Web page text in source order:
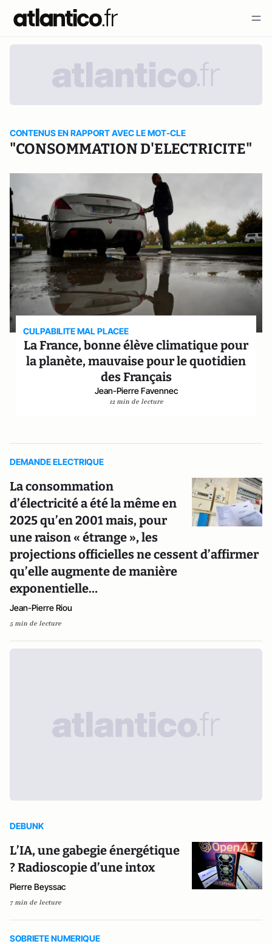
CONTENUS EN RAPPORT AVEC LE MOT-CLE
"CONSOMMATION D'ELECTRICITE"
CULPABILITE MAL PLACEE
La France, bonne élève climatique pour
la planète, mauvaise pour le quotidien
des Français
Jean-Pierre Favennec
12 min de lecture
DEMANDE ELECTRIQUE
La consommation
d’électricité a été la même en
2025 qu’en 2001 mais, pour
une raison « étrange », les
projections officielles ne cessent d’affirmer
qu’elle augmente de manière
exponentielle…
Jean-Pierre Riou
5 min de lecture
DEBUNK
L’IA, une gabegie énergétique
? Radioscopie d’une intox
Pierre Beyssac
7 min de lecture
SOBRIETE NUMERIQUE